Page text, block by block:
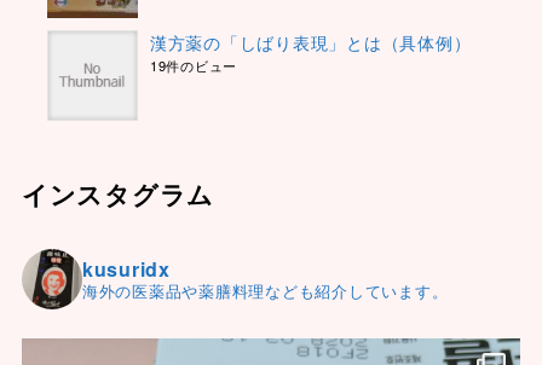
漢方薬の「しばり表現」とは（具体例）
19件のビュー
インスタグラム
kusuridx
海外の医薬品や薬膳料理なども紹介しています。